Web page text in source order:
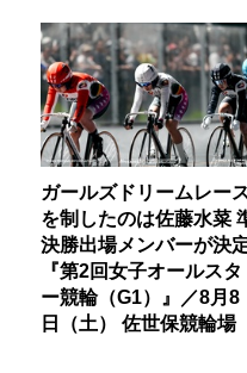
ガールズドリームレー
を制したのは佐藤水菜
決勝出場メンバーが決
『第2回女子オールスタ
ー競輪（G1）』／8月8
日（土） 佐世保競輪場